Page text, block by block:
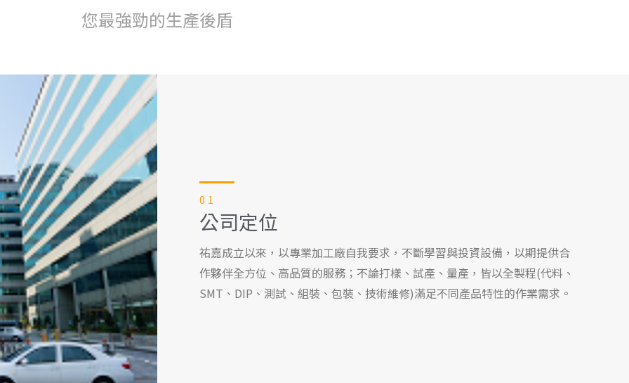
您最強勁的生產後盾
01
公司定位
祐嘉成立以來，以專業加工廠自我要求，不斷學習與投資設備，以期提供合
作夥伴全方位、高品質的服務；不論打樣、試產、量產，皆以全製程(代料、
SMT、DIP、測試、組裝、包裝、技術維修)滿足不同產品特性的作業需求。